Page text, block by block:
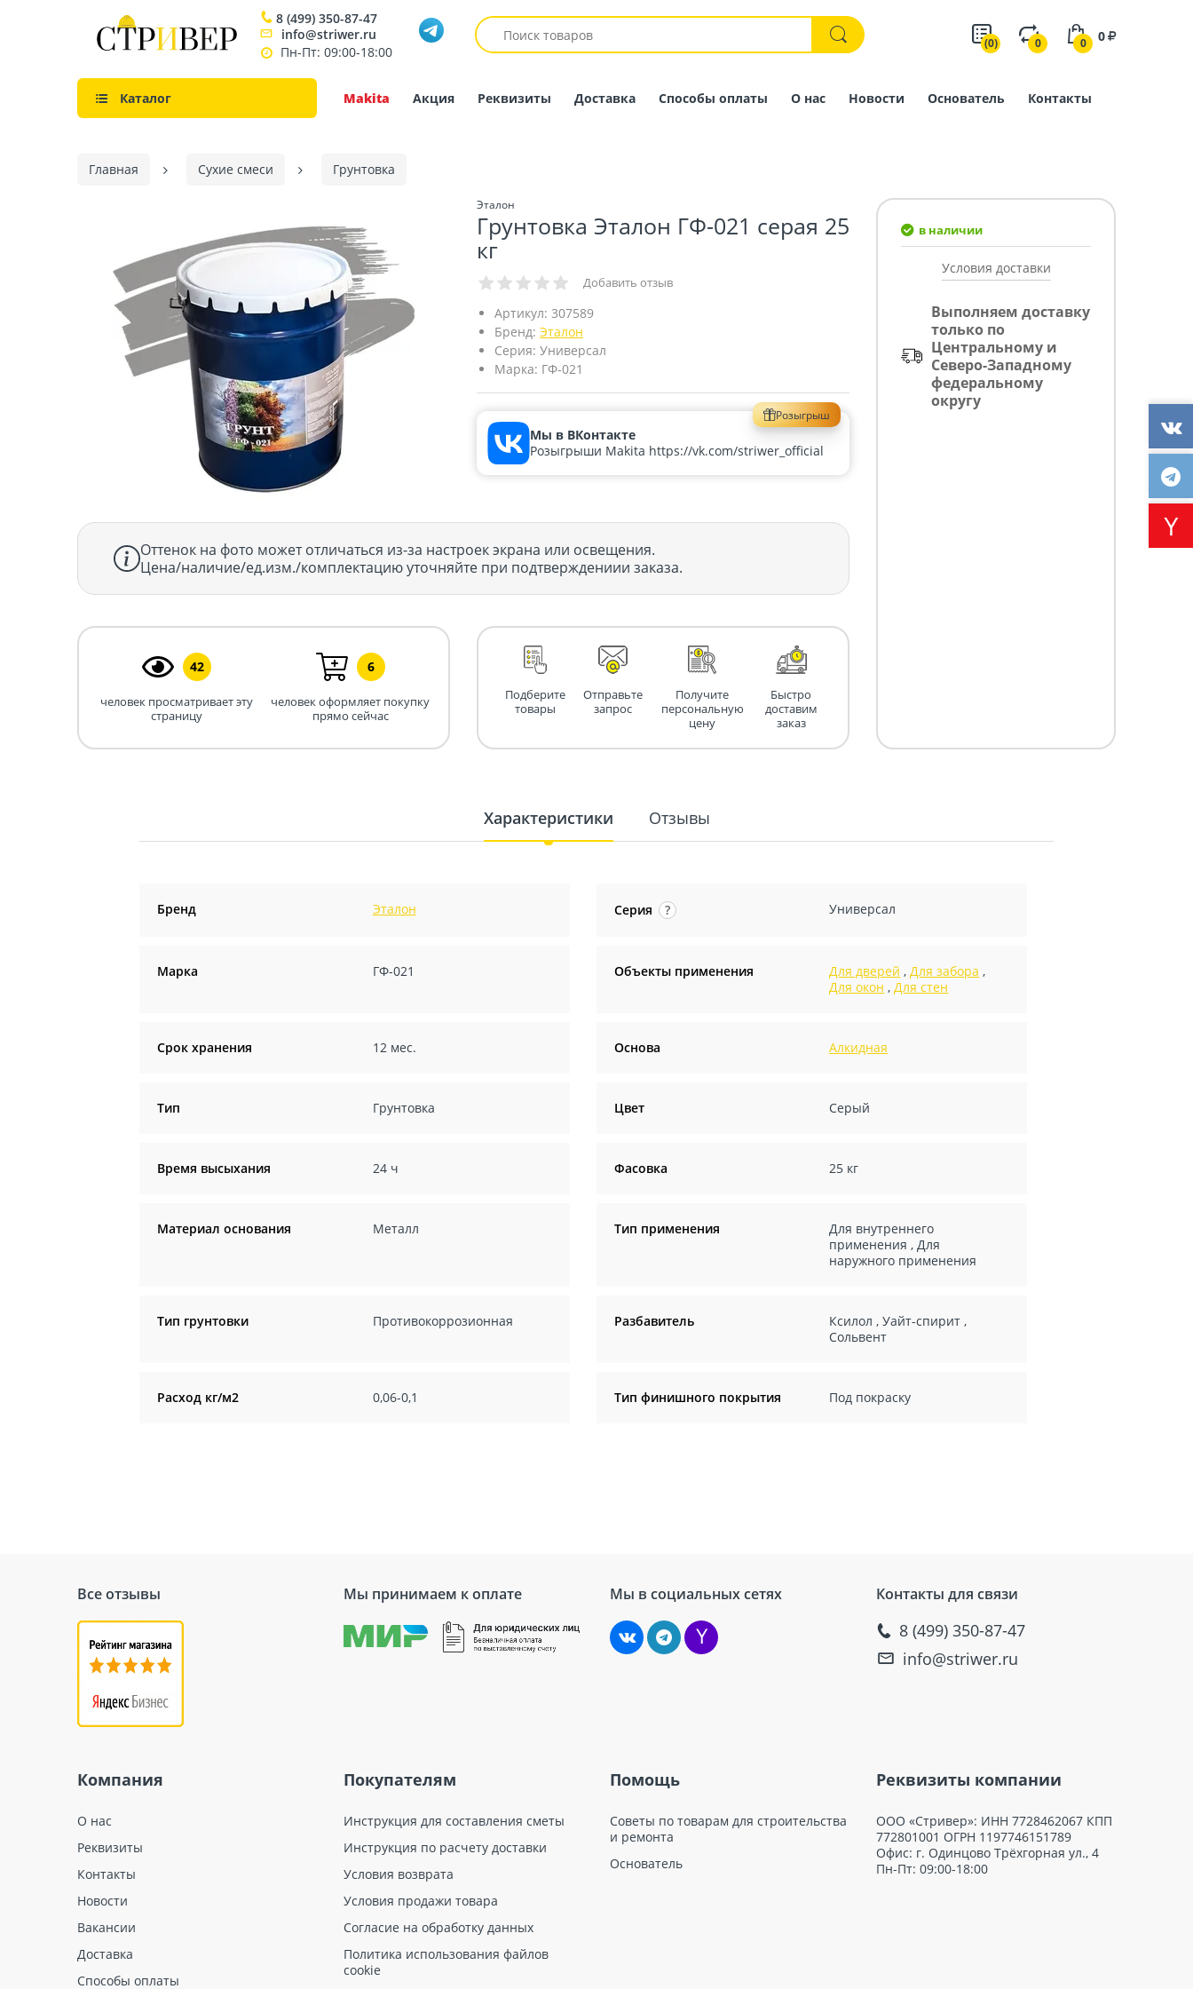
8 (499) 350-87-47
info@striwer.ru
Пн-Пт: 09:00-18:00
(0) 0 0 0
Каталог Makita Акция Реквизиты Доставка Способы оплаты О нас Новости Основатель Контакты
Главная Сухие смеси Грунтовка
Эталон
Грунтовка Эталон ГФ-021 серая 25
кг
Добавить отзыв
Артикул: 307589
Бренд: Эталон
Серия: Универсал
Марка: ГФ-021
Розыгрыш
Мы в ВКонтакте
Розыгрыши Makita https://vk.com/striwer_official
Оттенок на фото может отличаться из-за настроек экрана или освещения.
Цена/наличие/ед.изм./комплектацию уточняйте при подтверждениии заказа.
42
человек просматривает эту
страницу
6
человек оформляет покупку
прямо сейчас
Подберите
товары
Отправьте
запрос
Получите
персональную
цену
Быстро
доставим
заказ
в наличии
Условия доставки
Выполняем доставку
только по
Центральному и
Северо-Западному
федеральному
округу
Характеристики Отзывы
Бренд Эталон Серия ? Универсал
Марка ГФ-021 Объекты применения Для дверей ,Для забора ,
Для окон ,Для стен
Срок хранения 12 мес. Основа Алкидная
Тип Грунтовка Цвет Серый
Время высыхания 24 ч Фасовка 25 кг
Материал основания Металл Тип применения
Для внутреннего
применения ,Для
наружного применения
Тип грунтовки Противокоррозионная Разбавитель Ксилол ,Уайт-спирит ,
Сольвент
Расход кг/м2 0,06-0,1 Тип финишного покрытия Под покраску
Все отзывы Мы принимаем к оплате Мы в социальных сетях Контакты для связи
8 (499) 350-87-47
info@striwer.ru
Компания
О нас
Реквизиты
Контакты
Новости
Вакансии
Доставка
Способы оплаты
Покупателям
Инструкция для составления сметы
Инструкция по расчету доставки
Условия возврата
Условия продажи товара
Согласие на обработку данных
Политика использования файлов
cookie
Помощь
Советы по товарам для строительства
и ремонта
Основатель
Реквизиты компании
ООО «Стривер»: ИНН 7728462067 КПП
772801001 ОГРН 1197746151789
Офис: г. Одинцово Трёхгорная ул., 4
Пн-Пт: 09:00-18:00